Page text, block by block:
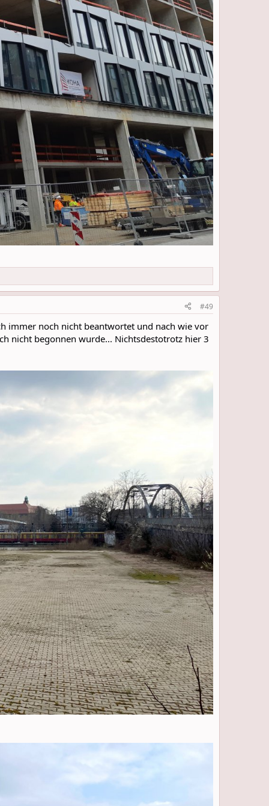
#49
immer noch nicht beantwortet und nach wie vor
nicht begonnen wurde... Nichtsdestotrotz hier 3